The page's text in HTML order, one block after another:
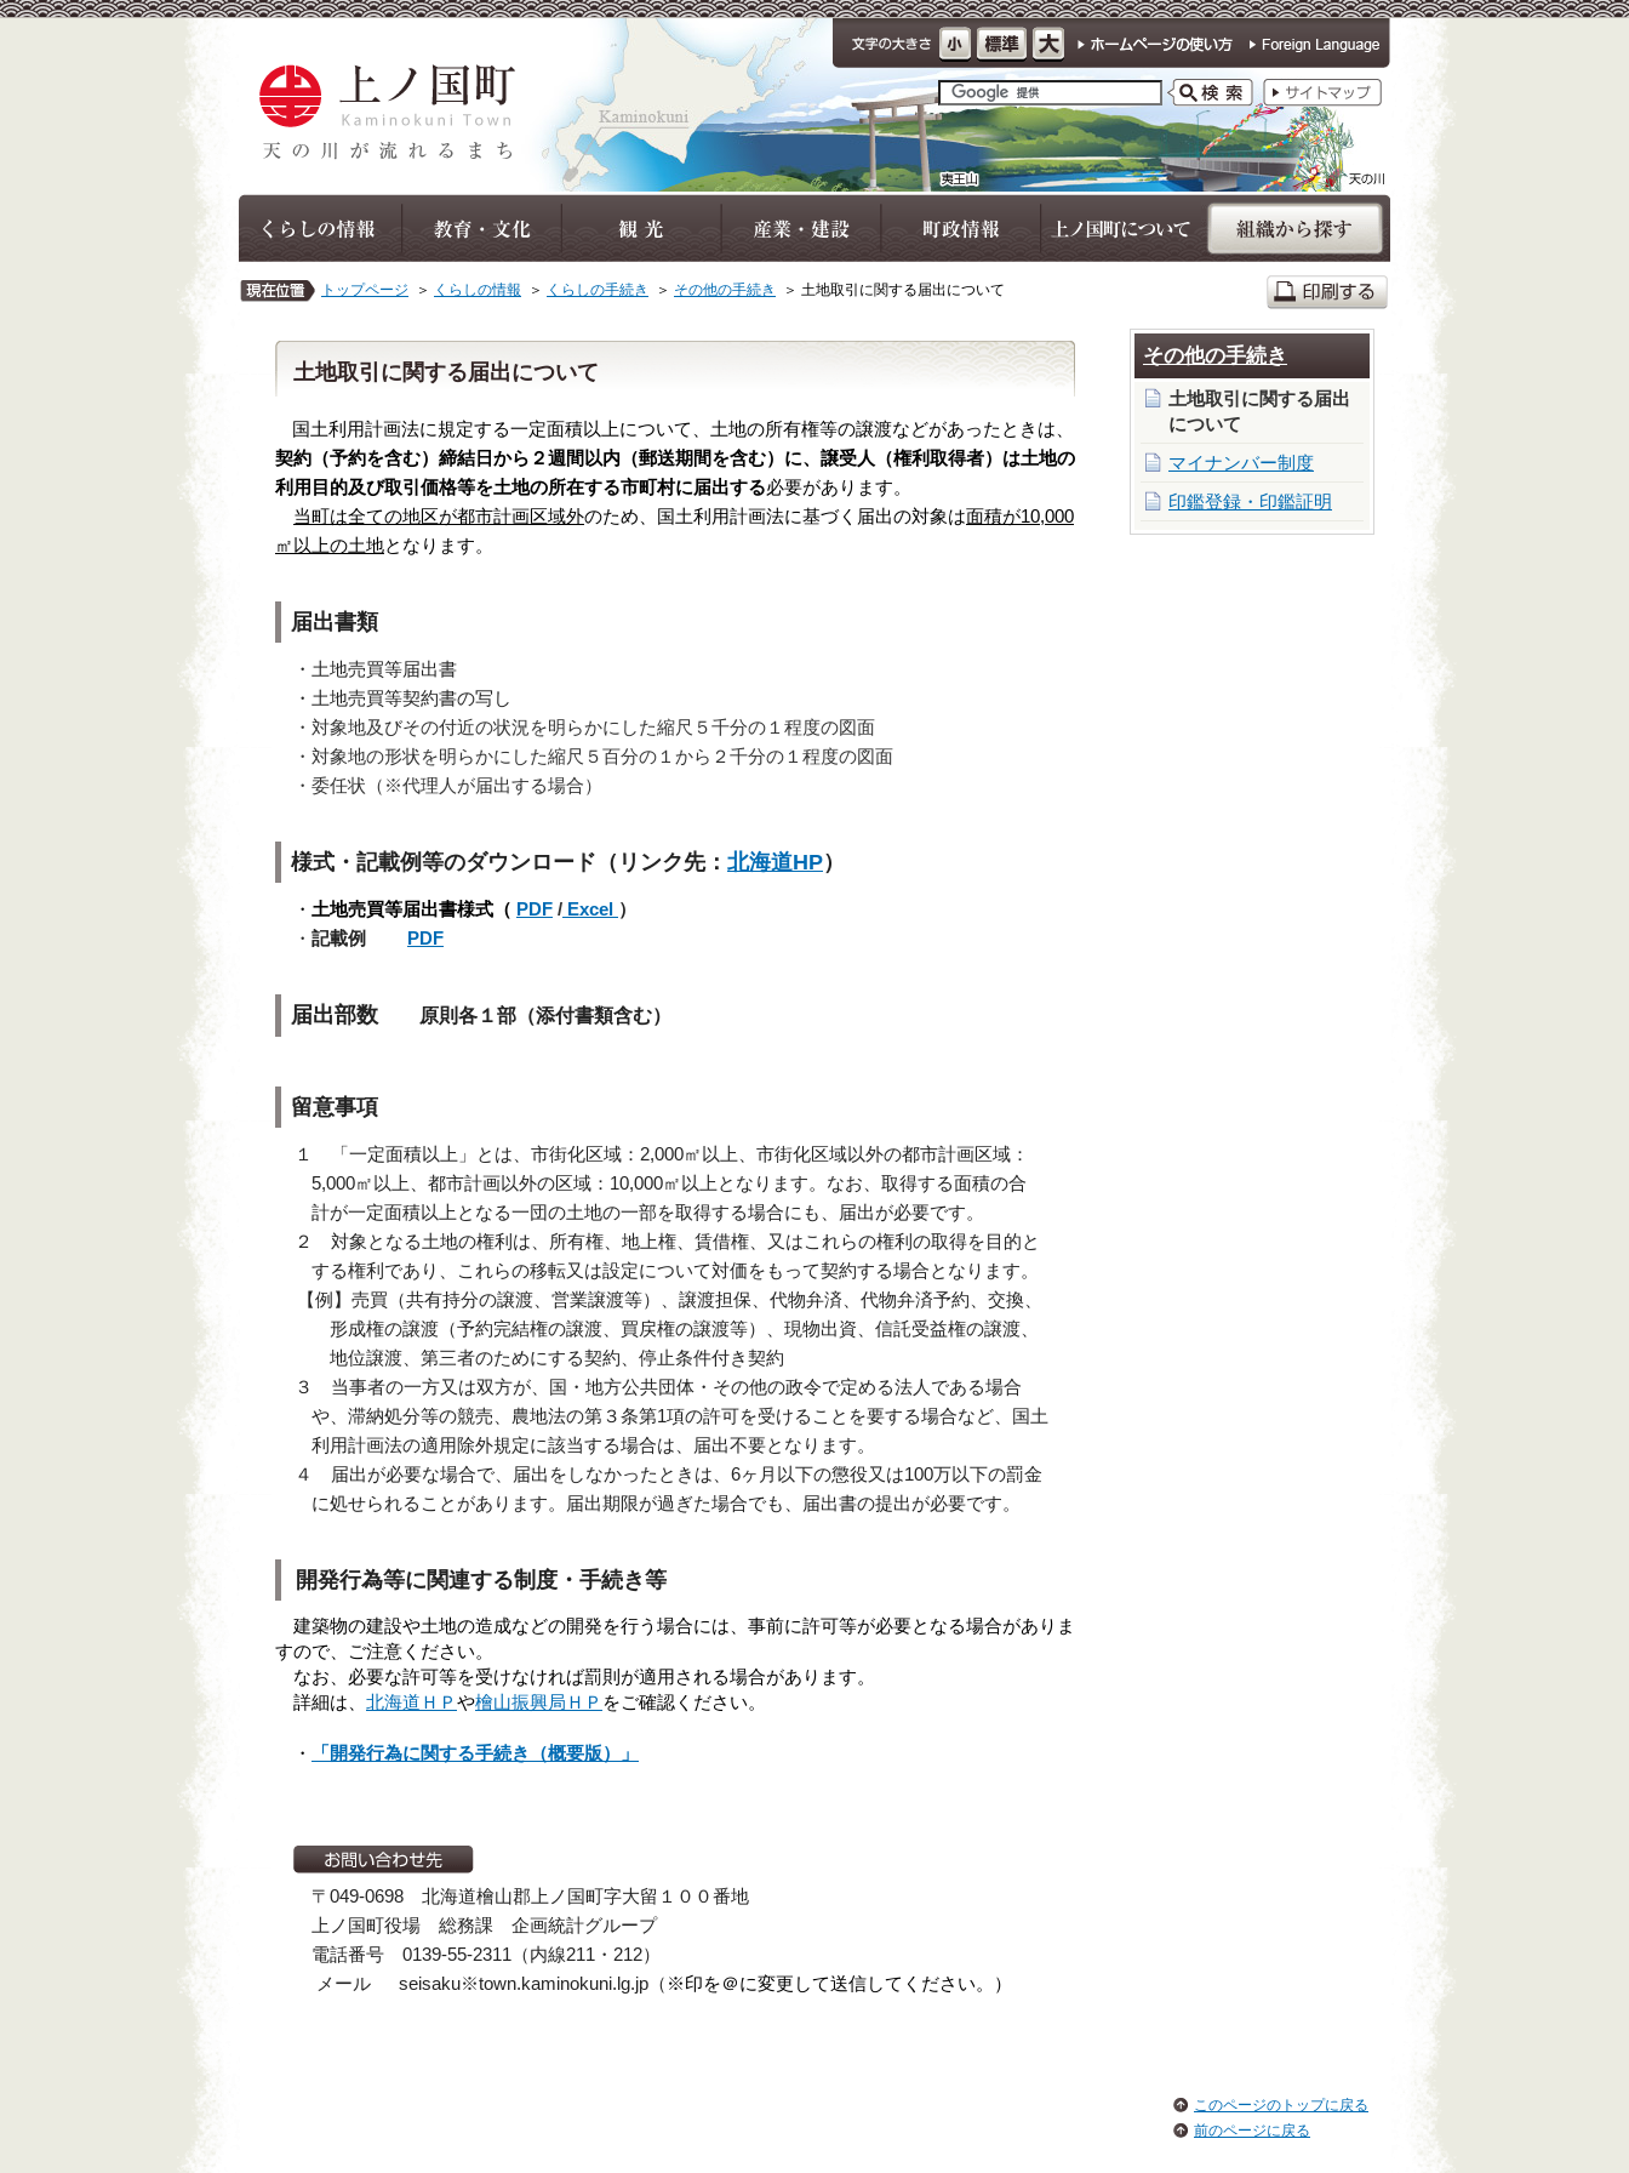
トップページ ＞ くらしの情報 ＞ くらしの手続き ＞ その他の手続き ＞ 土地取引に関する届出について
土地取引に関する届出について
国土利用計画法に規定する一定面積以上について、土地の所有権等の譲渡などがあったときは、
契約（予約を含む）締結日から２週間以内（郵送期間を含む）に、譲受人（権利取得者）は土地の
利用目的及び取引価格等を土地の所在する市町村に届出する必要があります。
当町は全ての地区が都市計画区域外のため、国土利用計画法に基づく届出の対象は面積が10,000
㎡以上の土地となります。
届出書類
・土地売買等届出書
・土地売買等契約書の写し
・対象地及びその付近の状況を明らかにした縮尺５千分の１程度の図面
・対象地の形状を明らかにした縮尺５百分の１から２千分の１程度の図面
・委任状（※代理人が届出する場合）
様式・記載例等のダウンロード（リンク先： 北海道HP）
・ 土地売買等届出書様式 （ PDF / Excel ）
・ 記載例 PDF
届出部数 原則各１部（添付書類含む）
留意事項
１ 「一定面積以上」とは、市街化区域：2,000㎡以上、市街化区域以外の都市計画区域：
5,000㎡以上、都市計画以外の区域：10,000㎡以上となります。なお、取得する面積の合
計が一定面積以上となる一団の土地の一部を取得する場合にも、届出が必要です。
２ 対象となる土地の権利は、所有権、地上権、賃借権、又はこれらの権利の取得を目的と
する権利であり、これらの移転又は設定について対価をもって契約する場合となります。
【例】売買（共有持分の譲渡、営業譲渡等）、譲渡担保、代物弁済、代物弁済予約、交換、
形成権の譲渡（予約完結権の譲渡、買戻権の譲渡等）、現物出資、信託受益権の譲渡、
地位譲渡、第三者のためにする契約、停止条件付き契約
３ 当事者の一方又は双方が、国・地方公共団体・その他の政令で定める法人である場合
や、滞納処分等の競売、農地法の第３条第1項の許可を受けることを要する場合など、国土
利用計画法の適用除外規定に該当する場合は、届出不要となります。
４ 届出が必要な場合で、届出をしなかったときは、6ヶ月以下の懲役又は100万以下の罰金
に処せられることがあります。届出期限が過ぎた場合でも、届出書の提出が必要です。
開発行為等に関連する制度・手続き等
建築物の建設や土地の造成などの開発を行う場合には、事前に許可等が必要となる場合がありま
すので、ご注意ください。
なお、必要な許可等を受けなければ罰則が適用される場合があります。
詳細は、 北海道ＨＰ や檜山振興局ＨＰ をご確認ください。
・ 「開発行為に関する手続き（概要版）」
〒049-0698 北海道檜山郡上ノ国町字大留１００番地
上ノ国町役場 総務課 企画統計グループ
電話番号 0139-55-2311（内線211・212）
メール seisaku※town.kaminokuni.lg.jp（ ※印を＠に変更して送信してください。）
その他の手続き
土地取引に関する届出
について
マイナンバー制度
印鑑登録・印鑑証明
このページのトップに戻る
前のページに戻る